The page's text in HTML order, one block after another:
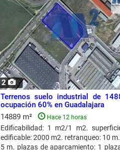
2
Terrenos suelo industrial de
ocupación 60% en Guadalajara
14889 m²
Hace 12 horas
Edificabilidad: 1 m2/1 m2.
edificable: 2000 m2. retranqueo: 10
5 m. plazas de aparcamiento: 1